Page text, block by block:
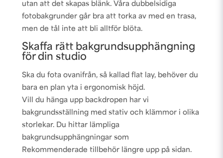
utan att det skapas blänk. Våra dubbelsidiga
fotobakgrunder går bra att torka av med en trasa,
men de tål inte att bli alltför blöta.
Skaffa rätt bakgrundsupphängning
för din studio
Ska du fota ovanifrån, så kallad flat lay, behöver du
bara en plan yta i ergonomisk höjd.
Vill du hänga upp backdropen har vi
bakgrundsställning med stativ och klämmor i olika
storlekar. Du hittar lämpliga
bakgrundsupphängningar som
Rekommenderade tillbehör längre upp på sidan.